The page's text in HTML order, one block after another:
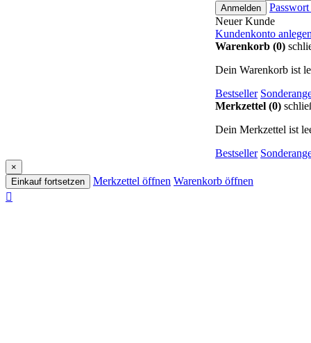
Anmelden
Passwort
Neuer Kunde
Kundenkonto
Warenkorb (0)
Dein Warenkorb ist
Bestseller
Merkzettel (0)
Dein Merkzettel ist
Bestseller
×
Einkauf fortsetzen
Merkzettel öffnen Warenkorb öffnen
